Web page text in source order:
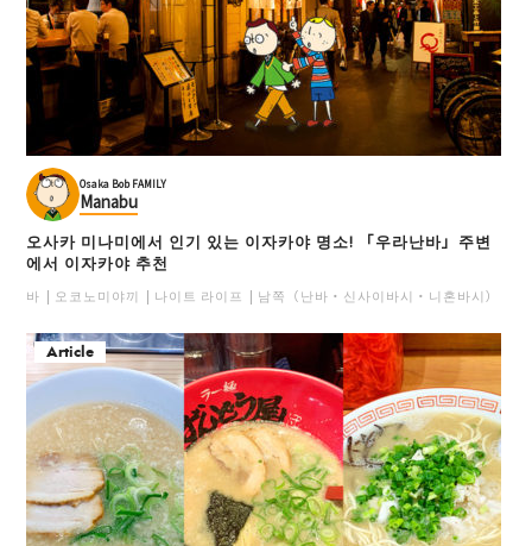
Osaka Bob FAMILY
Manabu
오사카 미나미에서 인기 있는 이자카야 명소! 「우라난바」주변
에서 이자카야 추천
바 오코노미야끼 나이트 라이프 남쪽（난바・신사이바시・니혼바시）
Article